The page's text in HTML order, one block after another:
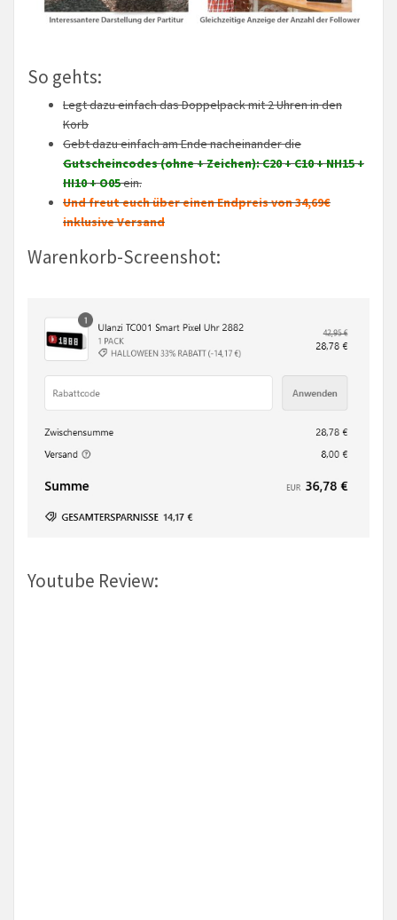
So gehts:
Legt dazu einfach das Doppelpack mit 2 Uhren in den
Korb
Gebt dazu einfach am Ende nacheinander die
Gutscheincodes (ohne + Zeichen): C20 + C10 + NH15 +
HI10 + O05ein.
Und freut euch über einen Endpreis von 34,69€
inklusive Versand
Warenkorb-Screenshot:
Youtube Review: